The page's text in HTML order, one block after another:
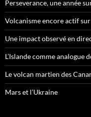
Perseverance, une année
Volcanisme encore actif
Une impact observé en
L’Islande comme analogue
Le volcan martien des
Mars et l’Ukraine